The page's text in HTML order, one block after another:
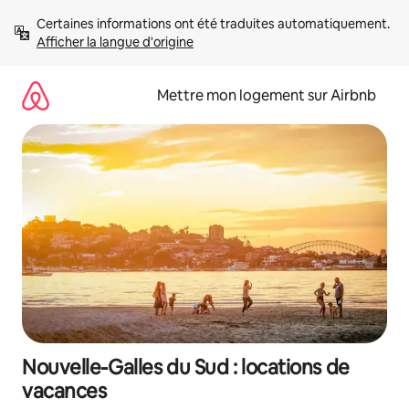
directement
Afficher la langue d'origine
Mettre mon logement sur Airbnb
Nouvelle-Galles du Sud : locations de
vacances